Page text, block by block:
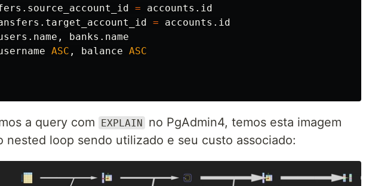
. source_account_id = accounts . id
. target_account_id = accounts . id
. name , banks . name
ASC , balance ASC
a query com EXPLAIN
no PgAdmin4, temos esta imagem
nested loop sendo utilizado e seu custo associado: